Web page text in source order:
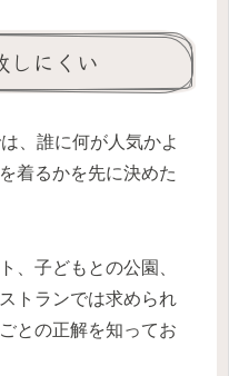
しにくい
、誰に何が人気かよ
着るかを先に決めた
、子どもとの公園、
トランでは求められ
との正解を知ってお